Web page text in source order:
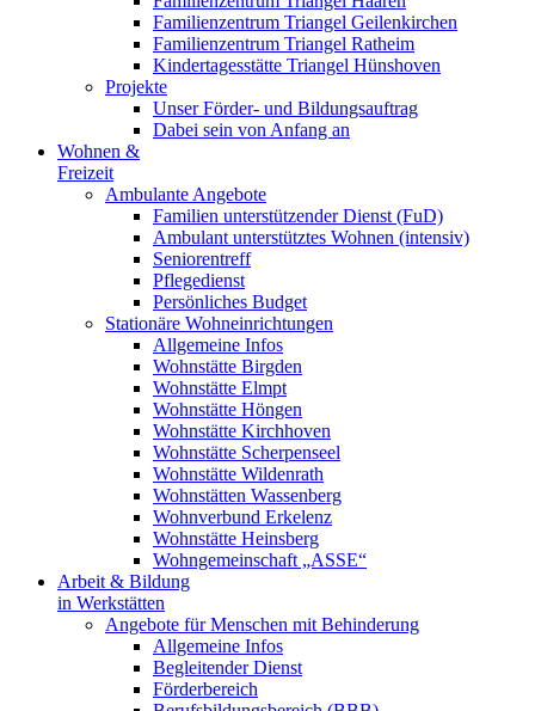
Familienzentrum Triangel Geilenkirchen
Familienzentrum Triangel Ratheim
Kindertagesstätte Triangel Hünshoven
Projekte
Unser Förder- und Bildungsauftrag
Dabei sein von Anfang an
Wohnen &
Freizeit
Ambulante Angebote
Familien unterstützender Dienst (FuD)
Ambulant unterstütztes Wohnen (intensiv)
Seniorentreff
Pflegedienst
Persönliches Budget
Stationäre Wohneinrichtungen
Allgemeine Infos
Wohnstätte Birgden
Wohnstätte Elmpt
Wohnstätte Höngen
Wohnstätte Kirchhoven
Wohnstätte Scherpenseel
Wohnstätte Wildenrath
Wohnstätten Wassenberg
Wohnverbund Erkelenz
Wohnstätte Heinsberg
Wohngemeinschaft „ASSE“
Arbeit & Bildung
in Werkstätten
Angebote für Menschen mit Behinderung
Allgemeine Infos
Begleitender Dienst
Förderbereich